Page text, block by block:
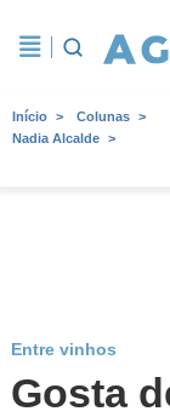
Início
Colunas
Nadia Alcalde
Entre vinhos
Gosta